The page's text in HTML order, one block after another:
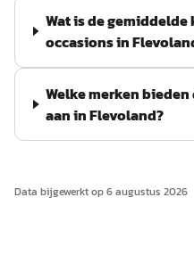
Wat is de
occasions in
Welke merken
aan in Flevoland?
Data bijgewerkt op6 augustus 2026